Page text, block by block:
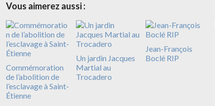
Vous aimerez aussi :
Commémoration
de l’abolition de
l’esclavage à Saint-
Étienne
Un jardin Jacques
Martial au
Trocadero
Jean-François
Boclé RIP